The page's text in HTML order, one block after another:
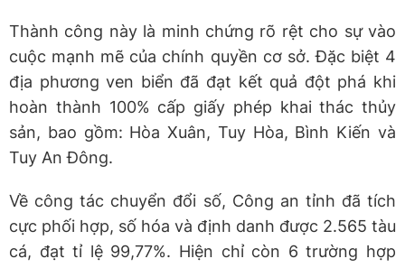
Thành công này là minh chứng rõ rệt cho sự vào
cuộc mạnh mẽ của chính quyền cơ sở. Đặc biệt 4
địa phương ven biển đã đạt kết quả đột phá khi
hoàn thành 100% cấp giấy phép khai thác thủy
sản, bao gồm: Hòa Xuân, Tuy Hòa, Bình Kiến và
Tuy An Đông.
Về công tác chuyển đổi số, Công an tỉnh đã tích
cực phối hợp, số hóa và định danh được 2.565 tàu
cá, đạt tỉ lệ 99,77%. Hiện chỉ còn 6 trường hợp